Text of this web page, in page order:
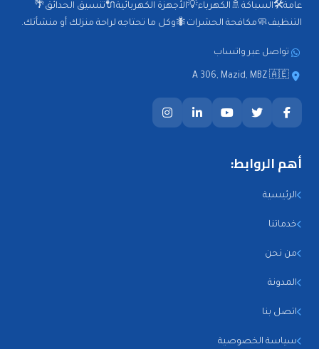
عامة🛠️السباكة🚿الكهرباء💡الأجهزة الكهربائية🔌تنسيق الحدائق🌴
التنظيف🧼مكافحة الحشرات🐜وكل ما تحتاجه لراحة منزلك أو منشأتك.
تواصل عبر واتساب
A 306, Mazid, MBZ 🇦🇪
أهم الروابط:
الرئيسية
خدماتنا
من نحن
المدونة
اتصل بنا
سياسة الخصوصية